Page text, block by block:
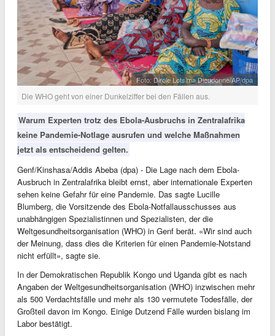
Foto: Dirole Lotsima Dieudonne/AP/dpa
Die WHO geht von einer Dunkelziffer bei den Fällen aus.
Warum Experten trotz des Ebola-Ausbruchs in Zentralafrika
keine Pandemie-Notlage ausrufen und welche Maßnahmen
jetzt als entscheidend gelten.
Genf/Kinshasa/Addis Abeba (dpa) - Die Lage nach dem Ebola-
Ausbruch in Zentralafrika bleibt ernst, aber internationale Experten
sehen keine Gefahr für eine Pandemie. Das sagte Lucille
Blumberg, die Vorsitzende des Ebola-Notfallausschusses aus
unabhängigen Spezialistinnen und Spezialisten, der die
Weltgesundheitsorganisation (WHO) in Genf berät. «Wir sind auch
der Meinung, dass dies die Kriterien für einen Pandemie-Notstand
nicht erfüllt», sagte sie.
In der Demokratischen Republik Kongo und Uganda gibt es nach
Angaben der Weltgesundheitsorganisation (WHO) inzwischen mehr
als 500 Verdachtsfälle und mehr als 130 vermutete Todesfälle, der
Großteil davon im Kongo. Einige Dutzend Fälle wurden bislang im
Labor bestätigt.